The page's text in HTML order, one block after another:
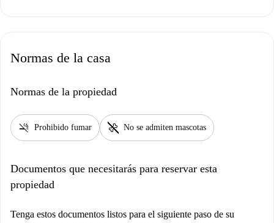
Normas de la casa
Normas de la propiedad
smoke_free Prohibido fumar pet_supplies No se admiten mascotas
Documentos que necesitarás para reservar esta
propiedad
Tenga estos documentos listos para el siguiente paso de su